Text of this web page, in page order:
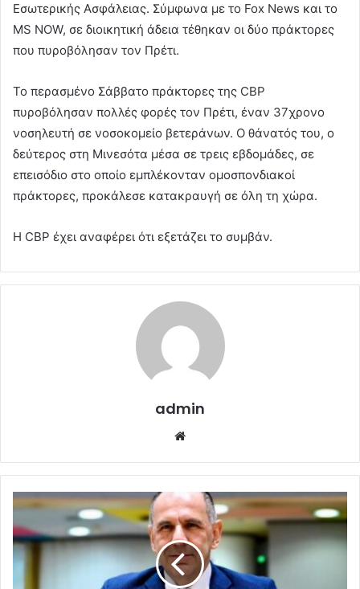
Εσωτερικής Ασφάλειας. Σύμφωνα με το Fox News και το
MS NOW, σε διοικητική άδεια τέθηκαν οι δύο πράκτορες
που πυροβόλησαν τον Πρέτι.
Το περασμένο Σάββατο πράκτορες της CBP
πυροβόλησαν πολλές φορές τον Πρέτι, έναν 37χρονο
νοσηλευτή σε νοσοκομείο βετεράνων. Ο θάνατός του, ο
δεύτερος στη Μινεσότα μέσα σε τρεις εβδομάδες, σε
επεισόδιο στο οποίο εμπλέκονταν ομοσπονδιακοί
πράκτορες, προκάλεσε κατακραυγή σε όλη τη χώρα.
Η CBP έχει αναφέρει ότι εξετάζει το συμβάν.
admin